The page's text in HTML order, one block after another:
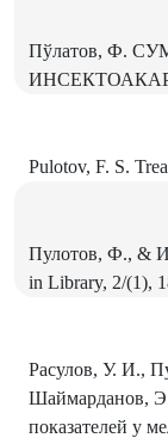
Пўлатов, Ф.
Pulotov, F. S.
Пулотов, Ф., &
in Library, 2/(1),
Расулов, У. И.,
Шаймарданов,
показателей у